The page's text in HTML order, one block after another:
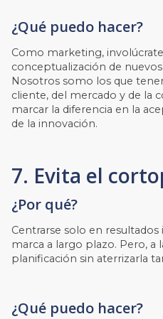
¿Qué puedo hacer?
Como marketing,
conceptualización de
Nosotros somo los que
cliente, del mercado y de la
marcar la diferencia en la
de la innovación.
7. Evita el
¿Por qué?
Centrarse solo en
marca a largo plazo. Pero, a
planificación sin aterrizarla
¿Qué puedo hacer?